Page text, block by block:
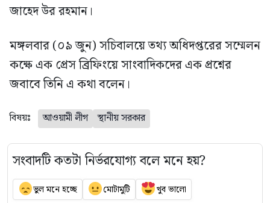
জাহেদ উর রহমান।
মঙ্গলবার (০৯ জুন) সচিবালয়ে তথ্য অধিদপ্তরের সম্মেলন
কক্ষে এক প্রেস ব্রিফিংয়ে সাংবাদিকদের এক প্রশ্নের
জবাবে তিনি এ কথা বলেন।
বিষয়ঃ আওয়ামী লীগ স্থানীয় সরকার
সংবাদটি কতটা নির্ভরযোগ্য বলে মনে হয়?
ভুল মনে হচ্ছে মোটামুটি খুব ভালো